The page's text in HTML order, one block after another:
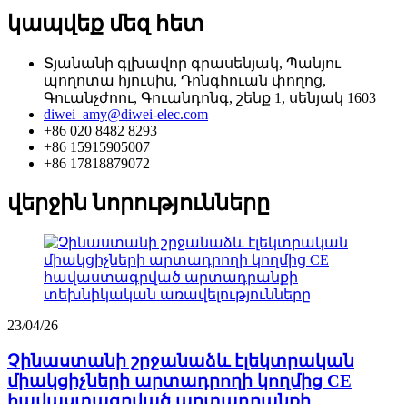
կապվեք մեզ հետ
Տյանանի գլխավոր գրասենյակ, Պանյու
պողոտա հյուսիս, Դոնգհուան փողոց,
Գուանչժոու, Գուանդոնգ, շենք 1, սենյակ 1603
diwei_amy@diwei-elec.com
+86 020 8482 8293
+86 15915905007
+86 17818879072
վերջին նորությունները
23/04/26
Չինաստանի շրջանաձև էլեկտրական
միակցիչների արտադրողի կողմից CE